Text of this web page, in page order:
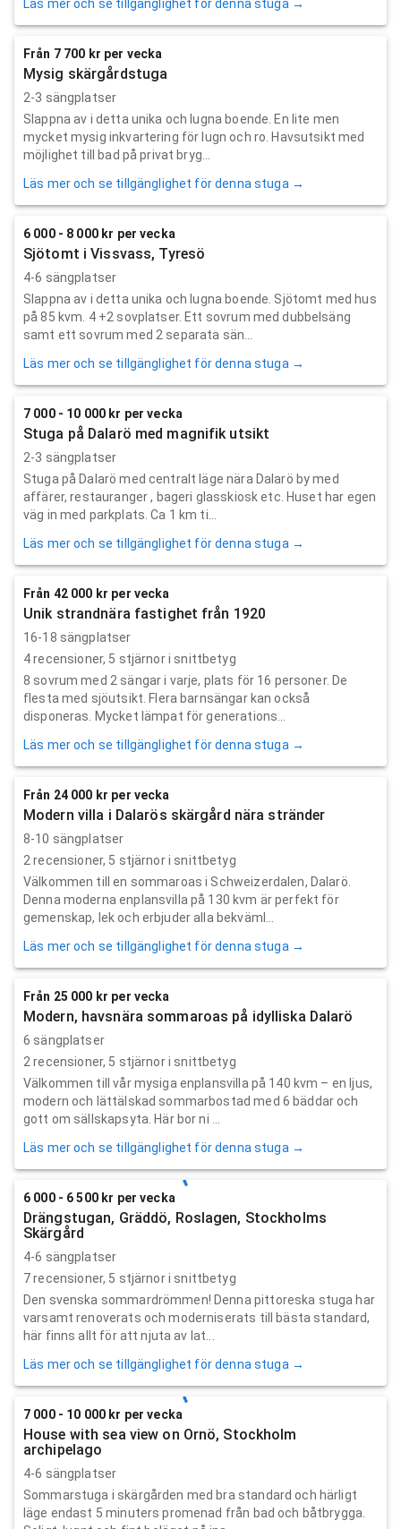
Läs mer och se tillgänglighet för denna stuga →
Från 7 700 kr per vecka
Mysig skärgårdstuga
2-3 sängplatser
Slappna av i detta unika och lugna boende. En lite men
mycket mysig inkvartering för lugn och ro. Havsutsikt med
möjlighet till bad på privat bryg...
Läs mer och se tillgänglighet för denna stuga →
6 000 - 8 000 kr per vecka
Sjötomt i Vissvass, Tyresö
4-6 sängplatser
Slappna av i detta unika och lugna boende. Sjötomt med hus
på 85 kvm. 4 +2 sovplatser. Ett sovrum med dubbelsäng
samt ett sovrum med 2 separata sän...
Läs mer och se tillgänglighet för denna stuga →
7 000 - 10 000 kr per vecka
Stuga på Dalarö med magnifik utsikt
2-3 sängplatser
Stuga på Dalarö med centralt läge nära Dalarö by med
affärer, restauranger , bageri glasskiosk etc. Huset har egen
väg in med parkplats. Ca 1 km ti...
Läs mer och se tillgänglighet för denna stuga →
Från 42 000 kr per vecka
Unik strandnära fastighet från 1920
16-18 sängplatser
4recensioner, 5 stjärnor i snittbetyg
8 sovrum med 2 sängar i varje, plats för 16 personer. De
flesta med sjöutsikt. Flera barnsängar kan också
disponeras. Mycket lämpat för generations...
Läs mer och se tillgänglighet för denna stuga →
Från 24 000 kr per vecka
Modern villa i Dalarös skärgård nära stränder
8-10 sängplatser
2 recensioner, 5 stjärnor i snittbetyg
Välkommen till en sommaroas i Schweizerdalen, Dalarö.
Denna moderna enplansvilla på 130 kvm är perfekt för
gemenskap, lek och erbjuder alla bekväml...
Läs mer och se tillgänglighet för denna stuga →
Från 25 000 kr per vecka
Modern, havsnära sommaroas på idylliska Dalarö
6 sängplatser
2 recensioner, 5 stjärnor i snittbetyg
Välkommen till vår mysiga enplansvilla på 140 kvm – en ljus,
modern och lätt­älskad sommarbostad med 6 bäddar och
gott om sällskapsyta. Här bor ni ...
Läs mer och se tillgänglighet för denna stuga →
6 000 - 6 500 kr per vecka
Drängstugan, Gräddö, Roslagen, Stockholms
Skärgård
4-6 sängplatser
7recensioner, 5 stjärnor i snittbetyg
Den svenska sommardrömmen! Denna pittoreska stuga har
varsamt renoverats och moderniserats till bästa standard,
här finns allt för att njuta av lat...
Läs mer och se tillgänglighet för denna stuga →
7 000 - 10 000 kr per vecka
House with sea view on Ornö, Stockholm
archipelago
4-6 sängplatser
Sommarstuga i skärgården med bra standard och härligt
läge endast 5 minuters promenad från bad och båtbrygga.